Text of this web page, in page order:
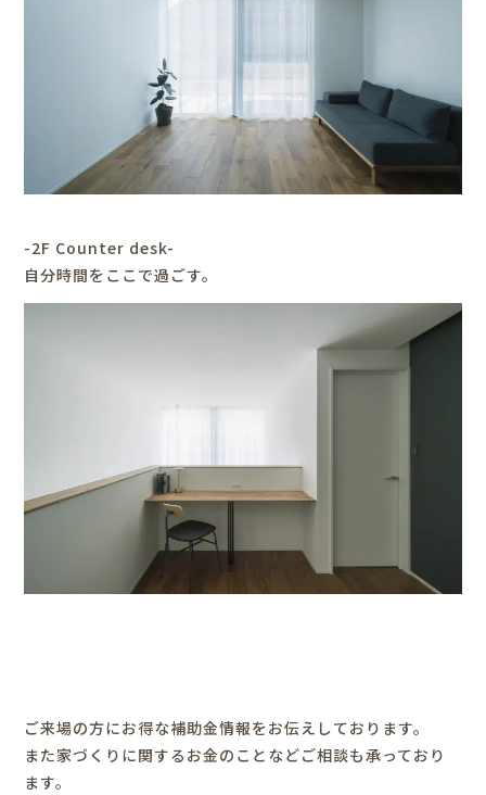
-2F Counter desk-
自分時間をここで過ごす。
ご来場の方にお得な補助金情報をお伝えしております。
また家づくりに関するお金のことなどご相談も承っており
ます。